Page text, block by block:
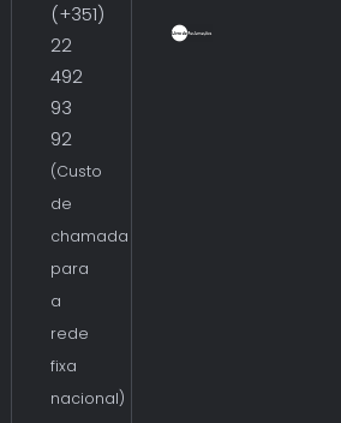
(+351)
22
492
93
92
(Custo
de
chamada
para
a
rede
fixa
nacional)